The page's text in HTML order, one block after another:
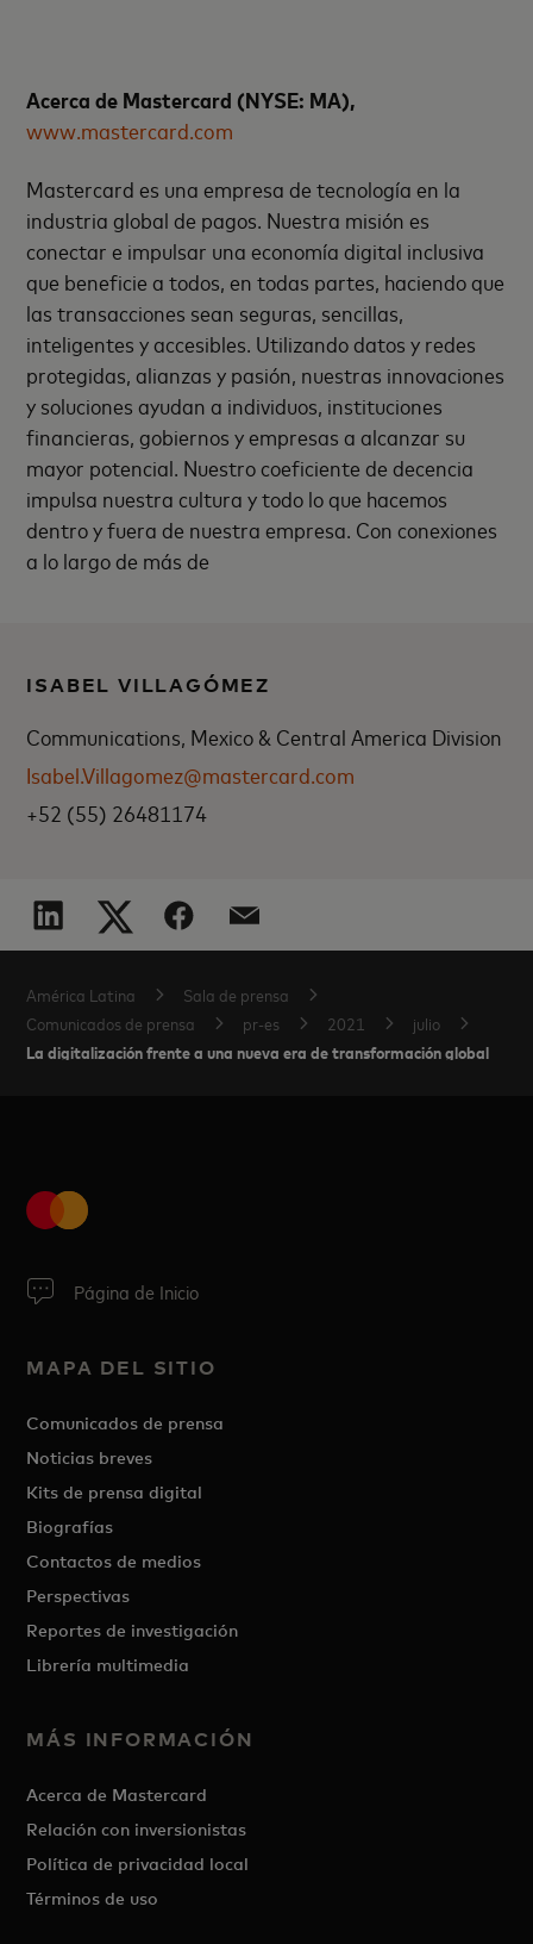
Acerca de Mastercard (NYSE: MA),
www.mastercard.com
Mastercard es una empresa de tecnología en la
industria global de pagos. Nuestra misión es
conectar e impulsar una economía digital inclusiva
que beneficie a todos, en todas partes, haciendo que
las transacciones sean seguras, sencillas,
inteligentes y accesibles. Utilizando datos y redes
protegidas, alianzas y pasión, nuestras innovaciones
y soluciones ayudan a individuos, instituciones
financieras, gobiernos y empresas a alcanzar su
mayor potencial. Nuestro coeficiente de decencia
impulsa nuestra cultura y todo lo que hacemos
dentro y fuera de nuestra empresa. Con conexiones
a lo largo de más de
ISABEL VILLAGÓMEZ
Communications, Mexico & Central America Division
Isabel.Villagomez@mastercard.com
+52 (55) 26481174
América Latina
Sala de prensa
Comunicados de prensa
pr-es 2021 julio
La digitalización frente a una nueva era de transformación global
Página de Inicio
MAPA DEL SITIO
Comunicados de prensa
Noticias breves
Kits de prensa digital
Biografías
Contactos de medios
Perspectivas
Reportes de investigación
Librería multimedia
MÁS INFORMACIÓN
Acerca de Mastercard
Relación con inversionistas
Política de privacidad local
Términos de uso